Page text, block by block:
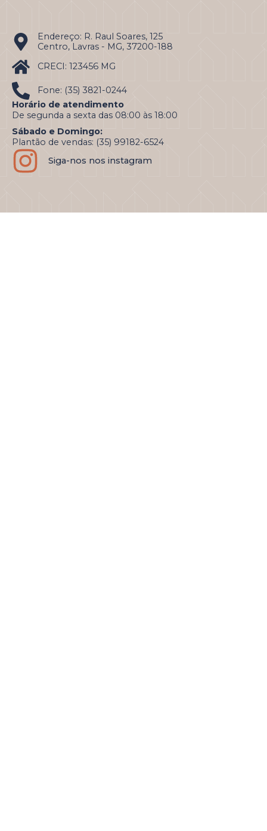
Endereço: R. Raul Soares, 125
Centro, Lavras - MG, 37200-188
CRECI: 123456 MG
Fone: (35) 3821-0244
Horário de atendimento
De segunda a sexta das 08:00 às 18:00
Sábado e Domingo:
Plantão de vendas: (35) 99182-6524
Siga-nos nos instagram